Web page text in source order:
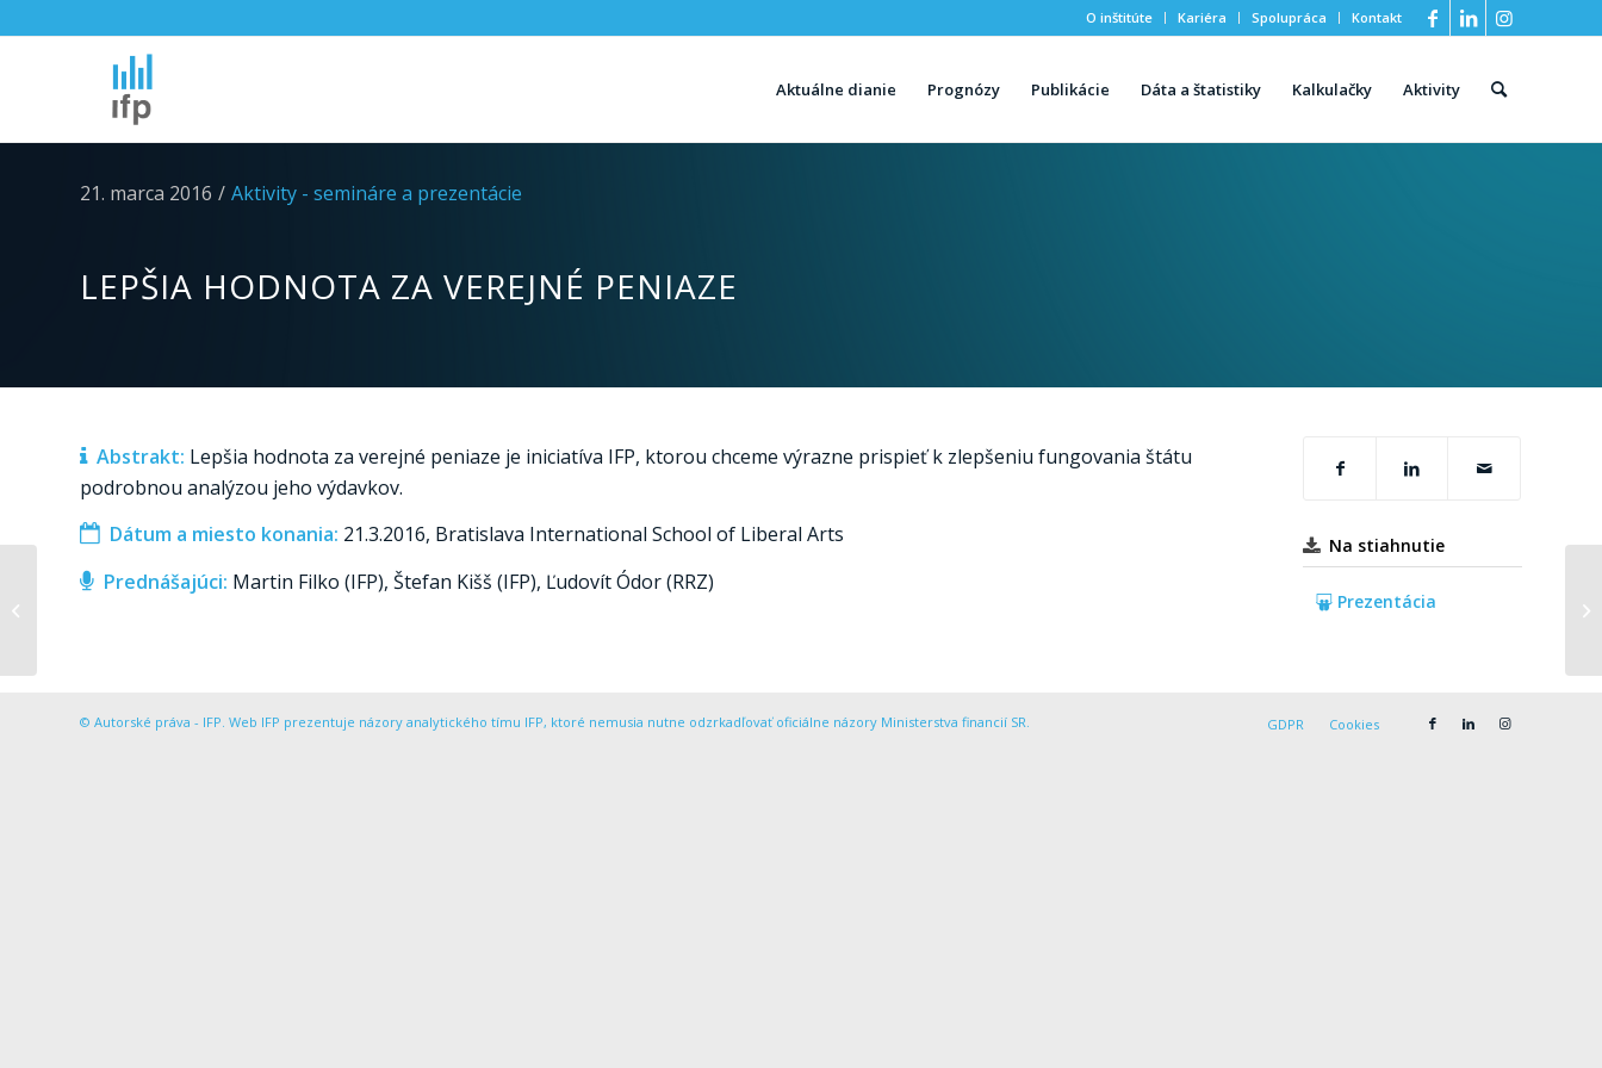
O inštitúte Kariéra Spolupráca Kontakt
Aktuálne dianie Prognózy Publikácie Dáta a štatistiky Kalkulačky Aktivity
21. marca 2016 / Aktivity - semináre a prezentácie
LEPŠIA HODNOTA ZA VEREJNÉ PENIAZE
Abstrakt: Lepšia hodnota za verejné peniaze je iniciatíva IFP, ktorou chceme výrazne prispieť k zlepšeniu fungovania štátu
podrobnou analýzou jeho výdavkov.
Dátum a miesto konania: 21.3.2016, Bratislava International School of Liberal Arts
Prednášajúci: Martin Filko (IFP), Štefan Kišš (IFP), Ľudovít Ódor (RRZ)
Na stiahnutie
Prezentácia
© Autorské práva - IFP. Web IFP prezentuje názory analytického tímu IFP, ktoré nemusia nutne odzrkadľovať oficiálne názory Ministerstva financií SR. GDPR Cookies
Stochastická prognóza